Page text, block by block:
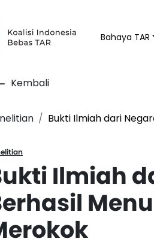
Bahaya TAR
Kembali
Bukti Ilmiah dari
Ilmiah